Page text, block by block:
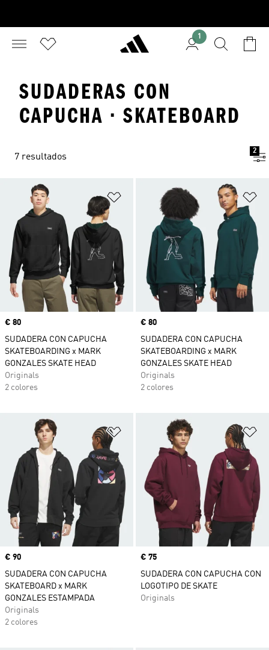
1
SUDADERAS CON
CAPUCHA · SKATEBOARD
7 resultados
2
Añadir a la lista de deseos
Precio
€ 80
SUDADERA CON CAPUCHA
SKATEBOARDING x MARK
GONZALES SKATE HEAD
Originals
2 colores
Precio
€ 80
SUDADERA CON CAPUCHA
SKATEBOARDING x MARK
GONZALES SKATE HEAD
Originals
2 colores
Añadir a la lista de deseos
Precio
€ 90
SUDADERA CON CAPUCHA
SKATEBOARD x MARK
GONZALES ESTAMPADA
Originals
2 colores
Precio
€ 75
SUDADERA CON CAPUCHA CON
LOGOTIPO DE SKATE
Originals